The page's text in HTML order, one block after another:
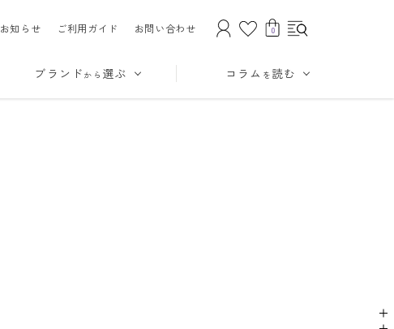
お知らせ ご利用ガイド お問い合わせ 0
ブランド から 選ぶ コラム を読む